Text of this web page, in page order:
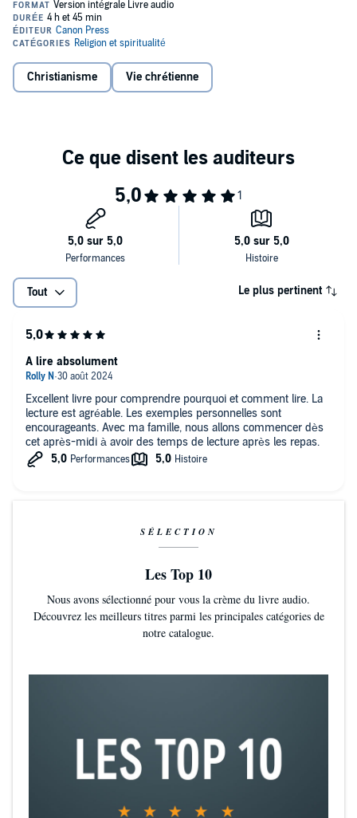
He turns furrowed-browed philosophers upside down and takes
their lunch money.
He changes his oil and deliberates with Peter Drucker about
effective management practices.
This book is about becoming that man. Be as human as you can be.
Learn how to read/listen to a book.
©2024 Canon Press (P)2024 Canon Press
Christianisme Vie chrétienne
Tout Le plus pertinent
Excellent livre pour comprendre pourquoi et comment lire. La
lecture est agréable. Les exemples personnelles sont
encourageants. Avec ma famille, nous allons commencer dès
cet après-midi à avoir des temps de lecture après les repas.
A lire absolument
SÉLECTION
Les Top 10
Nous avons sélectionné pour vous la crème du livre audio.
Découvrez les meilleurs titres parmi les principales catégories de
notre catalogue.